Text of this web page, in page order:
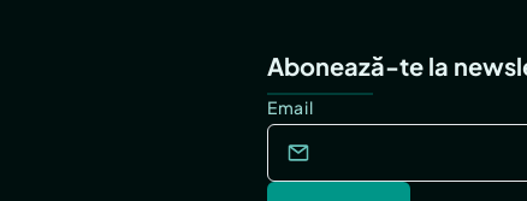
Abonează-te la
Email